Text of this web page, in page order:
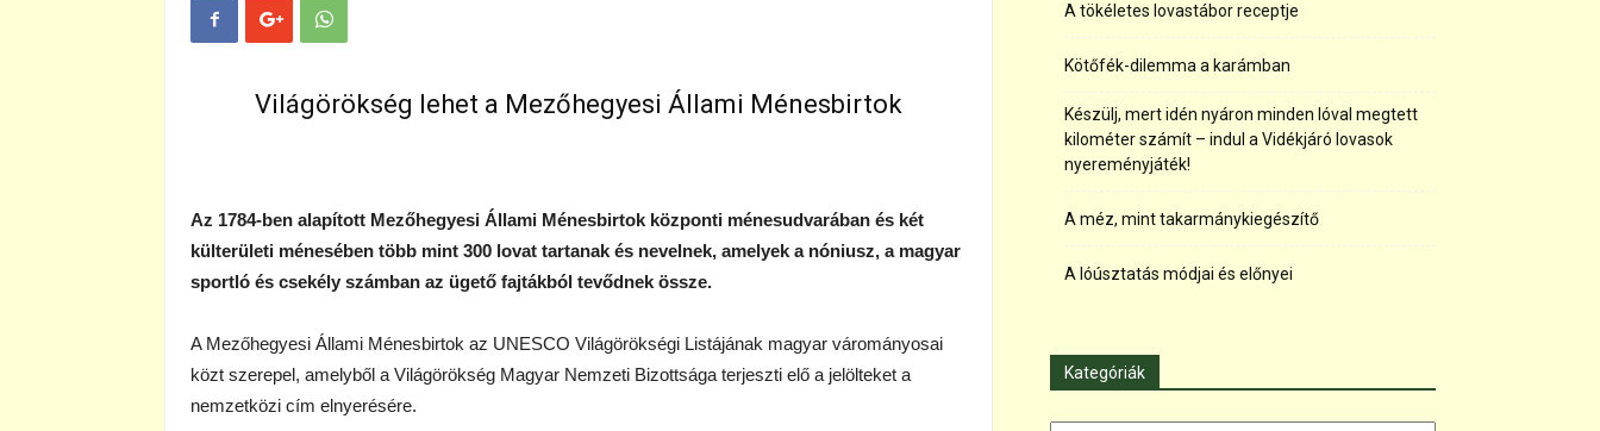
Világörökség lehet a Mezőhegyesi Állami Ménesbirtok
Az 1784-ben alapított Mezőhegyesi Állami Ménesbirtok központi ménesudvarában és két
külterületi ménesében több mint 300 lovat tartanak és nevelnek, amelyek a nóniusz, a magyar
sportló és csekély számban az ügető fajtákból tevődnek össze.
A Mezőhegyesi Állami Ménesbirtok az UNESCO Világörökségi Listájának magyar várományosai
közt szerepel, amelyből a Világörökség Magyar Nemzeti Bizottsága terjeszti elő a jelölteket a
nemzetközi cím elnyerésére.
A tökéletes lovastábor receptje
Kötőfék-dilemma a karámban
Készülj, mert idén nyáron minden lóval megtett
kilométer számít – indul a Vidékjáró lovasok
nyereményjáték!
A méz, mint takarmánykiegészítő
A lóúsztatás módjai és előnyei
Kategóriák
Kategóriák